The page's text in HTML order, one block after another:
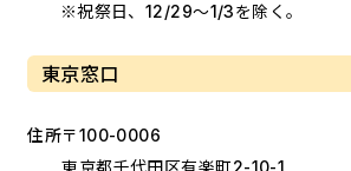
※祝祭日、12/29～1/3を除く。
東京窓口
住所〒100-0006
東京都千代田区有楽町2-10-1